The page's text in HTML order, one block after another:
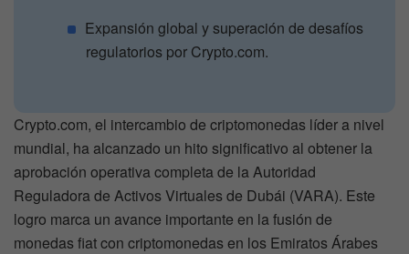
Expansión global y superación de desafíos
regulatorios por Crypto.com.
Crypto.com, el intercambio de criptomonedas líder a nivel
mundial, ha alcanzado un hito significativo al obtener la
aprobación operativa completa de la Autoridad
Reguladora de Activos Virtuales de Dubái (VARA). Este
logro marca un avance importante en la fusión de
monedas fiat con criptomonedas en los Emiratos Árabes